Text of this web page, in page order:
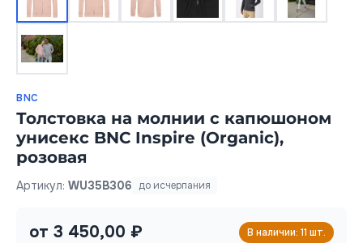
BNC
Толстовка на молнии с капюшоном
унисекс BNC Inspire (Organic),
розовая
Артикул: WU35B306 до исчерпания
от 3 450,00 ₽ В наличии: 11 шт.